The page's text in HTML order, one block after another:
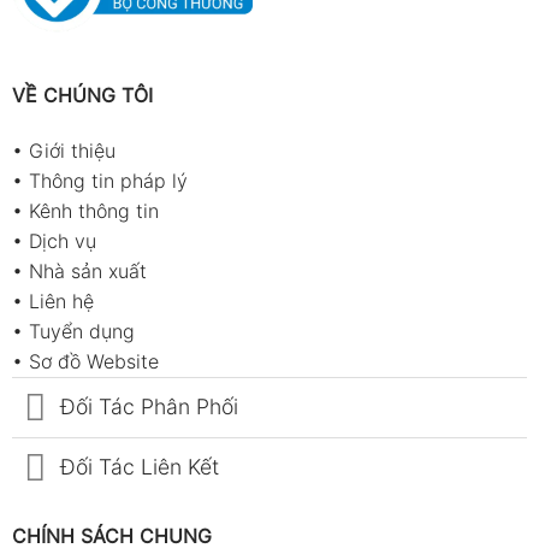
VỀ CHÚNG TÔI
• Giới thiệu
• Thông tin pháp lý
• Kênh thông tin
• Dịch vụ
• Nhà sản xuất
• Liên hệ
• Tuyển dụng
• Sơ đồ Website
Đối Tác Phân Phối
Đối Tác Liên Kết
CHÍNH SÁCH CHUNG